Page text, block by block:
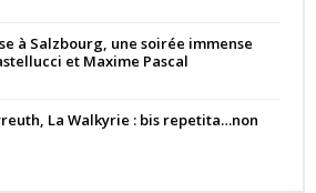
à Salzbourg, une soirée immense
et Maxime Pascal
La Walkyrie : bis repetita…non